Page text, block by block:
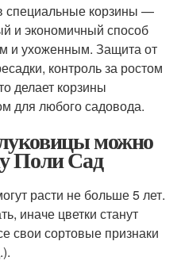
специальные корзины —
и экономичный способ
и ухоженным. Защита от
контроль за ростом
делает корзины
для любого садовода.
можно
Поли Сад
расти не больше 5 лет.
иначе цветки станут
свои сортовые признаки